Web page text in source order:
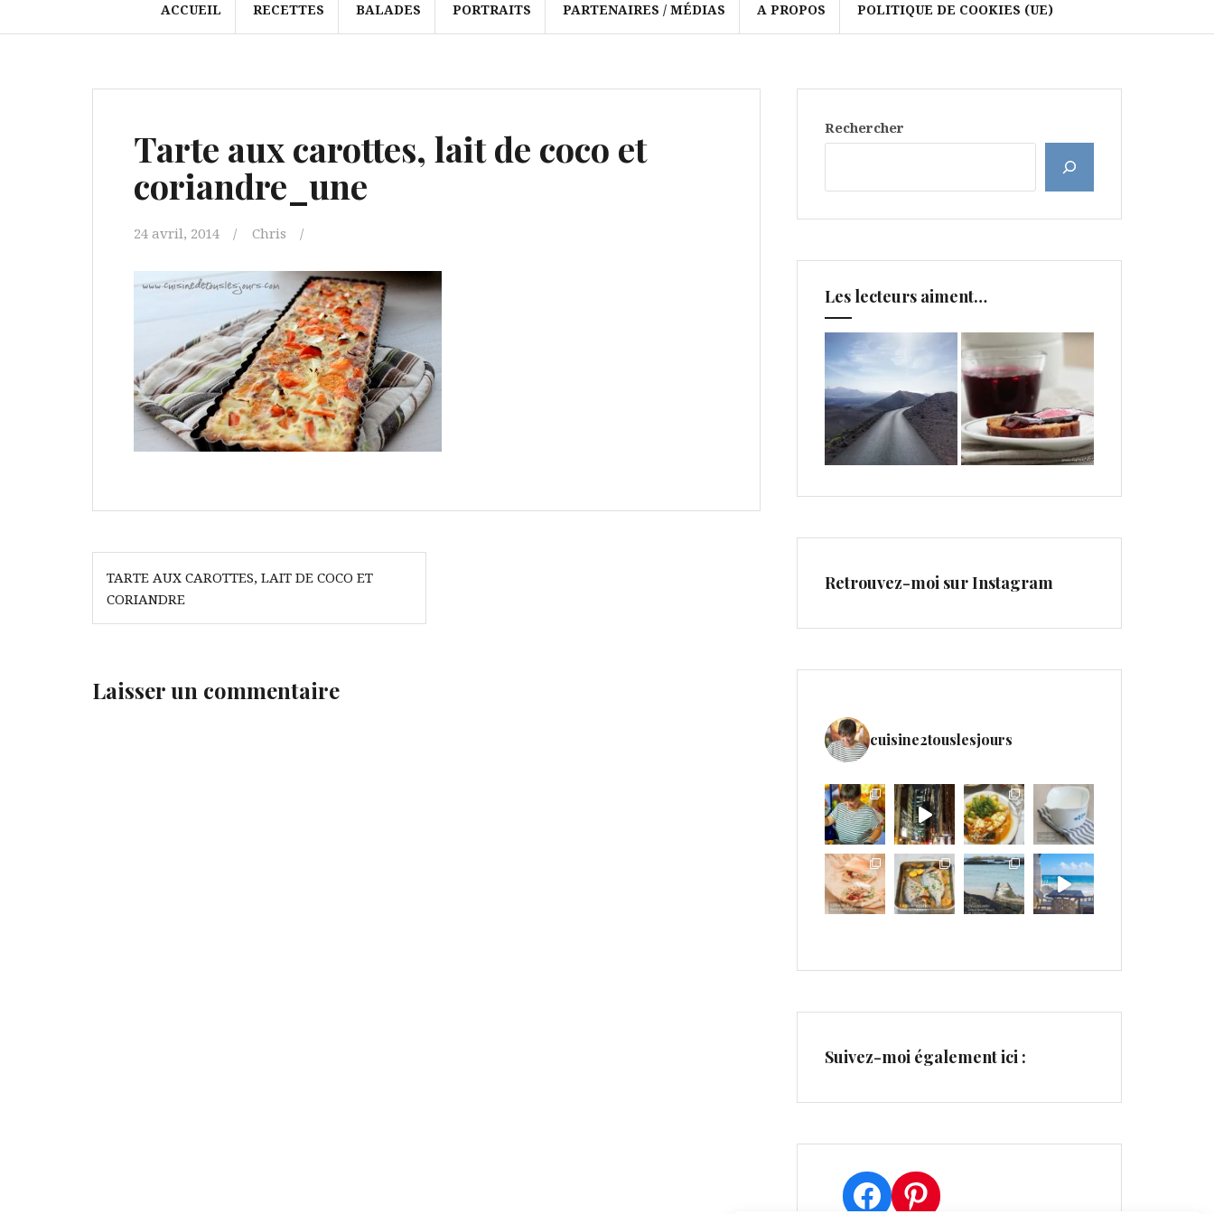
ACCUEIL RECETTES BALADES PORTRAITS PARTENAIRES / MÉDIAS A PROPOS POLITIQUE DE COOKIES (UE)
Tarte aux carottes, lait de coco et
coriandre_une
24 avril, 2014 Chris
Navigation
de
l’article
TARTE AUX CAROTTES, LAIT DE COCO ET
CORIANDRE
Laisser un commentaire
Rechercher
Les lecteurs aiment…
Retrouvez-moi sur Instagram
cuisine2touslesjours
Suivez-moi également ici :
Facebook
Pinterest